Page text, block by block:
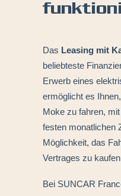
Das Leasing mit
beliebteste
Erwerb eines
ermöglicht es
Moke zu fahren,
festen monatlichen
Möglichkeit, das
Vertrages zu
Bei SUNCAR